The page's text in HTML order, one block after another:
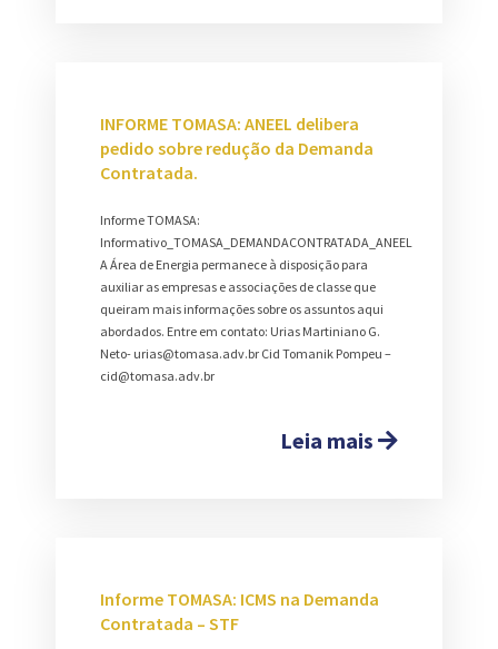
INFORME TOMASA: ANEEL delibera
pedido sobre redução da Demanda
Contratada.
Informe TOMASA:
Informativo_TOMASA_DEMANDACONTRATADA_ANEEL
A Área de Energia permanece à disposição para
auxiliar as empresas e associações de classe que
queiram mais informações sobre os assuntos aqui
abordados. Entre em contato: Urias Martiniano G.
Neto- urias@tomasa.adv.br Cid Tomanik Pompeu –
cid@tomasa.adv.br
Leia mais
Informe TOMASA: ICMS na Demanda
Contratada – STF